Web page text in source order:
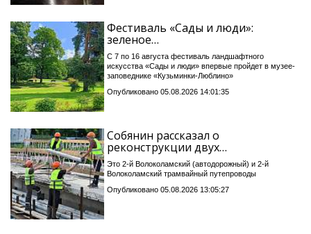
Фестиваль «Сады и люди»:
зеленое…
С 7 по 16 августа фестиваль ландшафтного
искусства «Сады и люди» впервые пройдет в музее-
заповеднике «Кузьминки-Люблино»
Опубликовано 05.08.2026 14:01:35
Собянин рассказал о
реконструкции двух…
Это 2-й Волоколамский (автодорожный) и 2-й
Волоколамский трамвайный путепроводы
Опубликовано 05.08.2026 13:05:27